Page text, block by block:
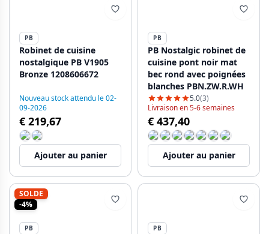
PB
Robinet de cuisine
nostalgique PB V1905
Bronze 1208606672
Nouveau stock attendu le 02-
09-2026
€ 219,67
Ajouter au panier
PB
PB Nostalgic robinet de
cuisine pont noir mat
bec rond avec poignées
blanches PBN.ZW.R.WH
5.0(3)
Livraison en 5-6 semaines
€ 437,40
Ajouter au panier
SOLDE
-4%
PB PB